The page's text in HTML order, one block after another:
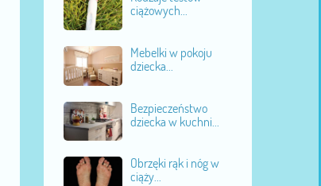
ciążowych...
Mebelki w pokoju
dziecka...
Bezpieczeństwo
dziecka w kuchni...
Obrzęki rąk i nóg w
ciąży...